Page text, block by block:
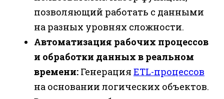
позволяющий работать с данными
на разных уровнях сложности.
Автоматизация рабочих процессов
и обработки данных в реальном
времени: Генерация ETL-процессов
на основании логических объектов.